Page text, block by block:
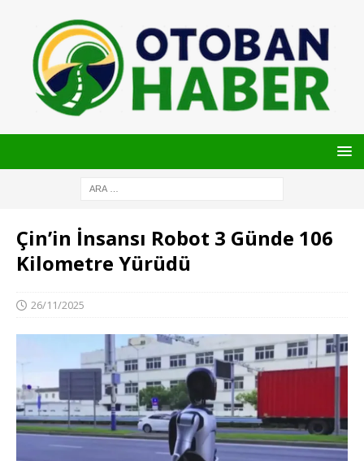
Çin’in İnsansı Robot 3 Günde 106
Kilometre Yürüdü
26/11/2025